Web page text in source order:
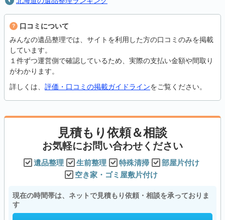
口コミについて
みんなの遺品整理では、サイトを利用した方の口コミのみを掲載
しています。
１件ずつ運営側で確認しているため、実際の支払い金額や間取り
がわかります。
詳しくは、 評価・口コミの掲載ガイドラインをご覧ください。
見積もり依頼＆相談
お気軽にお問い合わせください
遺品整理 生前整理 特殊清掃
部屋片付け
空き家・ゴミ屋敷片付け
現在の時間帯は、ネットで見積もり依頼・相談を承っておりま
す